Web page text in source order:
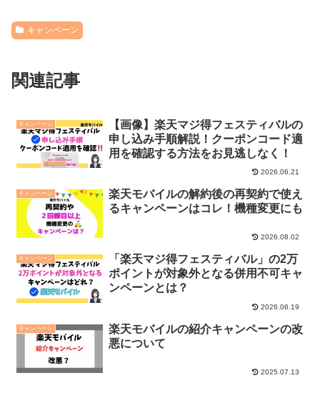
キャンペーン
関連記事
キャンペーン
【画像】楽天マジ得フェスティバルの
申し込み手順解説！クーポンコード適
用を確認する方法をお見逃しなく！
2026.06.21
キャンペーン
楽天モバイルの解約後の再契約で使え
るキャンペーンはコレ！機種変更にも
2026.08.02
キャンペーン
「楽天マジ得フェスティバル」の2万
ポイントが対象外となる併用不可キャ
ンペーンとは？
2026.06.19
キャンペーン
楽天モバイルの紹介キャンペーンの改
悪について
2025.07.13